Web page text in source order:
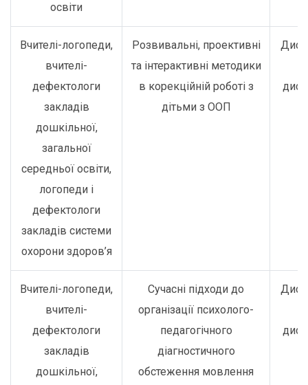
освіти
Вчителі-логопеди,
вчителі-
дефектологи
закладів
дошкільної,
загальної
середньої освіти,
логопеди і
дефектологи
закладів системи
охорони здоров’я
Розвивальні, проективні
та інтерактивні методики
в корекційній роботі з
дітьми з ООП
Вчителі-логопеди,
вчителі-
дефектологи
закладів
дошкільної,
Сучасні підходи до
організації психолого-
педагогічного
діагностичного
обстеження мовлення